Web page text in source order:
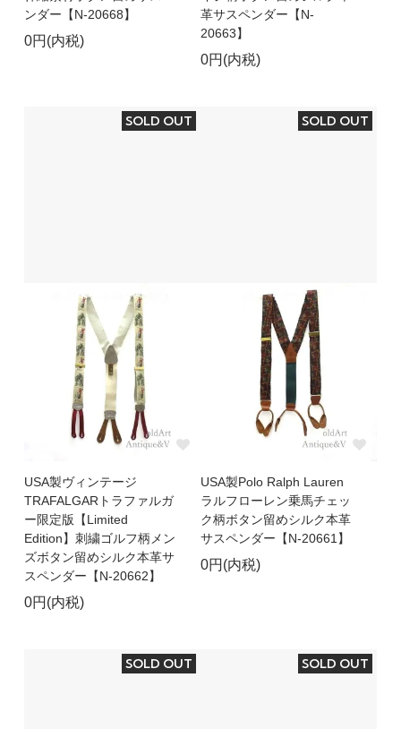
ンダー【N-20668】
0円(内税)
革サスペンダー【N-
20663】
0円(内税)
SOLD OUT
USA製ヴィンテージ
TRAFALGARトラファルガ
ー限定版【Limited
Edition】刺繍ゴルフ柄メン
ズボタン留めシルク本革サ
スペンダー【N-20662】
0円(内税)
SOLD OUT
USA製Polo Ralph Lauren
ラルフローレン乗馬チェッ
ク柄ボタン留めシルク本革
サスペンダー【N-20661】
0円(内税)
SOLD OUT SOLD OUT